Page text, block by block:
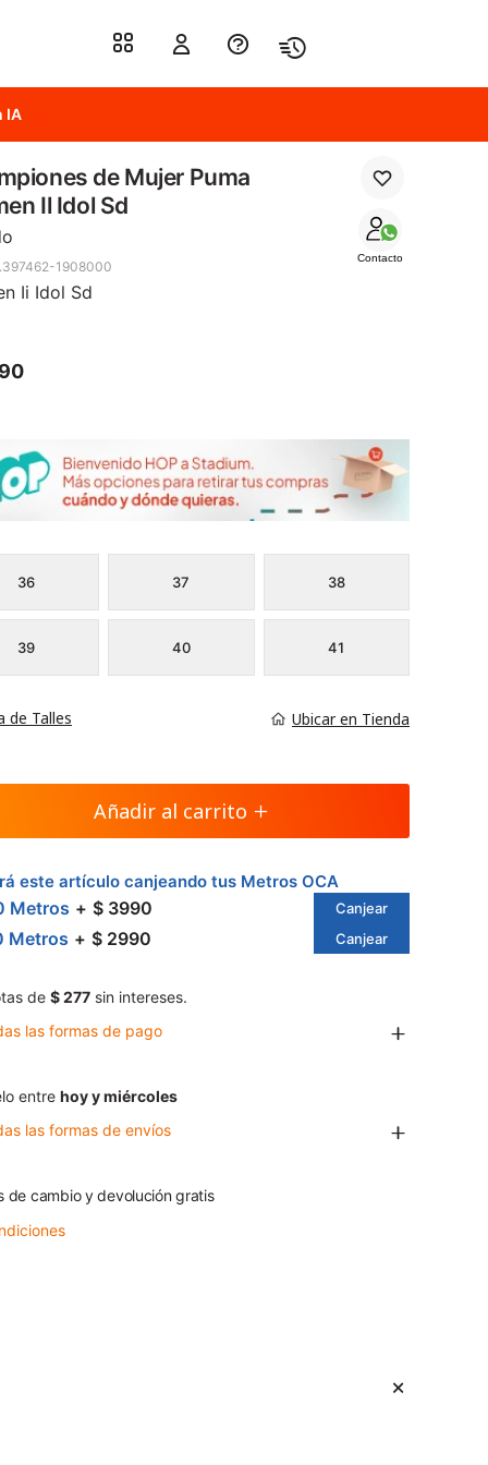
IA
de Mujer Puma
Il Idol Sd
Contacto
1908000
Ii Idol Sd
36 37 38
39 40 41
de Talles Ubicar en Tienda
Añadir al carrito
este artículo canjeando tus Metros OCA
Metros $ 3990 Canjear
Metros $ 2990 Canjear
de $ 277 sin intereses.
las formas de pago
entre hoy y miércoles
las formas de envíos
de cambio y devolución gratis